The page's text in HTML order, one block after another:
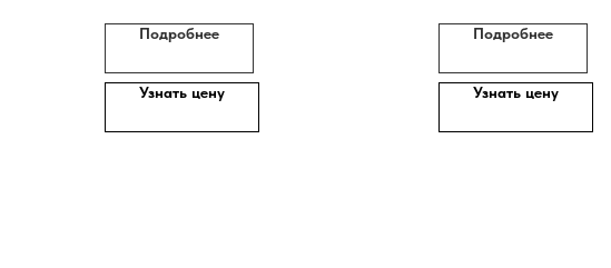
Подробнее
Узнать цену
Подробнее
Узнать цену